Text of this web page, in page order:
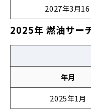
2027年3月
2025年 燃油サー
年月
2025年1月